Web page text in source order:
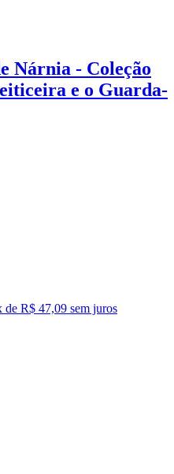
Nárnia - Coleção
e o Guarda-
de R$ 47,09 sem juros